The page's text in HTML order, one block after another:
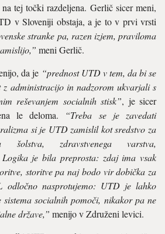
tej točki razdeljena. Gerlič sicer meni,
v Sloveniji obstaja, a je to v prvi vrsti
stranke pa, razen izjem, praviloma
meni Gerlič.
da je “prednost UTD v tem, da bi se
administracijo in nadzorom ukvarjali s
reševanjem socialnih stisk”, je sicer
le deloma. “Treba se je zavedati
si je UTD zamislil kot sredstvo za
šolstva, zdravstvenega varstva,
Logika je bila preprosta: zdaj ima vsak
storitve pa naj bodo vir dobička za
odločno nasprotujemo: UTD je lahko
sistema socialnih pomoči, nikakor pa ne
države,” menijo v Združeni levici.